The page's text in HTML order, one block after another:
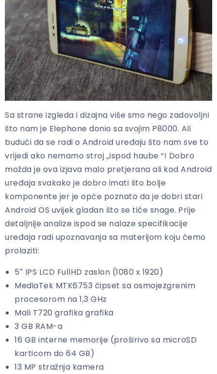
Sa strane izgleda i dizajna više smo nego zadovoljni
što nam je Elephone donio sa svojim P8000. Ali
budući da se radi o Android uređaju što nam sve to
vrijedi ako nemamo stroj „ispod haube “! Dobro
možda je ova izjava malo pretjerana ali kod Android
uređaja svakako je dobro imati što bolje
komponente jer je opće poznato da je dobri stari
Android OS uvijek gladan što se tiče snage. Prije
detaljnije analize ispod se nalaze specifikacije
uređaja radi upoznavanja sa materijom koju ćemo
prolaziti:
5″ IPS LCD FullHD zaslon (1080 x 1920)
MediaTek MTK6753 čipset sa osmojezgrenim
procesorom na 1,3 GHz
Mali T720 grafika grafika
3 GB RAM-a
16 GB interne memorije (proširivo sa microSD
karticom do 64 GB)
13 MP stražnja kamera